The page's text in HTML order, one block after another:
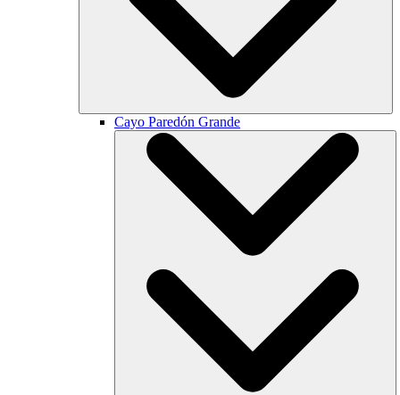
Cayo Paredón Grande